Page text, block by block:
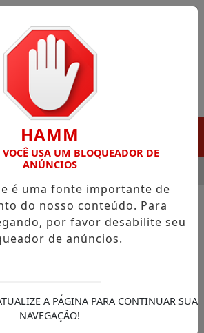
GRANDE COM ATUAÇÃO VOLTADA AO
BRANCA DO AMAPARI
de Pedra Branca
familiar em
HAMM
VOCÊ USA UM BLOQUEADOR DE
ANÚNCIOS
é uma fonte importante de
do nosso conteúdo. Para
por favor desabilite seu
de anúncios.
A PÁGINA PARA CONTINUAR SUA
NAVEGAÇÃO!